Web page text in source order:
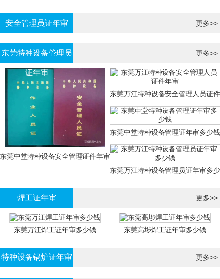
安全管理员证年审 更多>>
东莞特种设备管理员
证年审
更多>>
东莞中堂特种设备安全管理证件年审
东莞万江特种设备安全管理人员证件
年审
东莞中堂特种设备管理证年审多少钱
东莞万江特种设备管理员证年审多少
焊工证年审 更多>>
东莞万江焊工证年审多少钱 东莞高埗焊工证年审多少钱
特种设备锅炉证年审 更多>>